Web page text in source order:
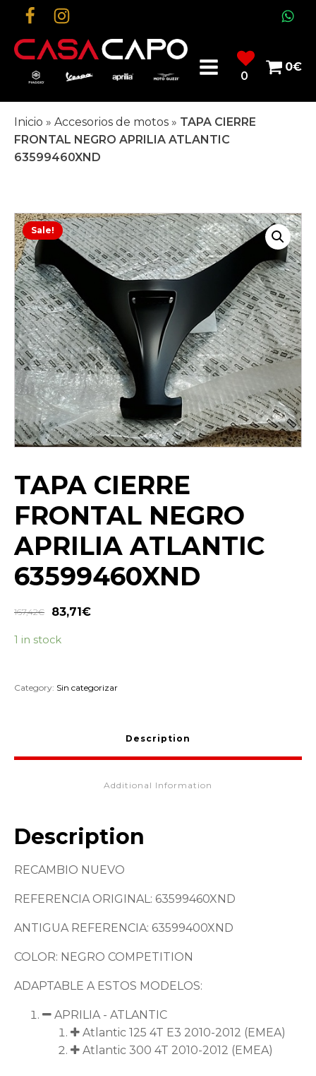
0
0€
Inicio » Accesorios de motos » TAPA CIERRE
FRONTAL NEGRO APRILIA ATLANTIC
63599460XND
Sale!
TAPA CIERRE
FRONTAL NEGRO
APRILIA ATLANTIC
63599460XND
167,42€ 83,71€
1 in stock
Category: Sin categorizar
Description
Additional Information
Description
RECAMBIO NUEVO
REFERENCIA ORIGINAL: 63599460XND
ANTIGUA REFERENCIA: 63599400XND
COLOR: NEGRO COMPETITION
ADAPTABLE A ESTOS MODELOS:
APRILIA - ATLANTIC
Atlantic 125 4T E3 2010-2012 (EMEA)
Atlantic 300 4T 2010-2012 (EMEA)